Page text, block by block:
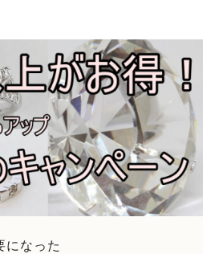
になった